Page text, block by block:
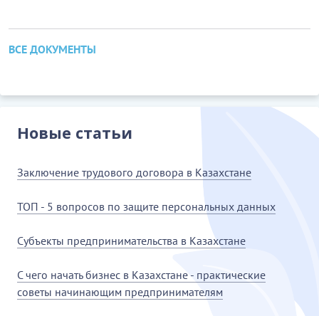
ВСЕ ДОКУМЕНТЫ
Новые статьи
Заключение трудового договора в Казахстане
ТОП - 5 вопросов по защите персональных данных
Субъекты предпринимательства в Казахстане
С чего начать бизнес в Казахстане - практические
советы начинающим предпринимателям